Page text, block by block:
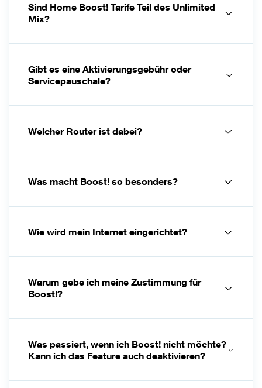
Sind Home Boost! Tarife Teil des Unlimited
Mix?
Gibt es eine Aktivierungsgebühr oder
Servicepauschale?
Welcher Router ist dabei?
Was macht Boost! so besonders?
Wie wird mein Internet eingerichtet?
Warum gebe ich meine Zustimmung für
Boost!?
Was passiert, wenn ich Boost! nicht möchte?
Kann ich das Feature auch deaktivieren?